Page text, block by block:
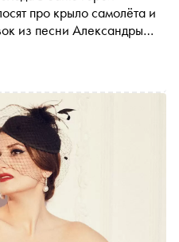
про крыло самолёта и
из песни Александры
Пахмутовой —
простота.
не смогли устоять
в диапазоне от
иначе не могло быть,
Морсин в своей